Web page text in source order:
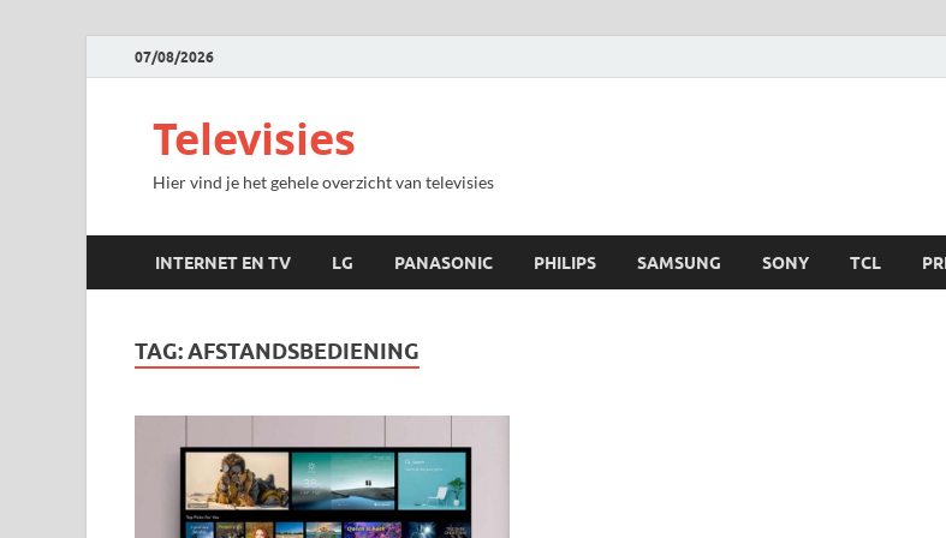
07/08/2026
Televisies
Hier vind je het gehele overzicht van televisies
INTERNET EN TV LG PANASONIC PHILIPS SAMSUNG SONY TCL
TAG:AFSTANDSBEDIENING